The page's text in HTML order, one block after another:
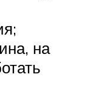
на